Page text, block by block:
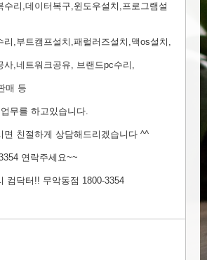
수리,데이터복구,윈도우설치,프로그램설
리,부트캠프설치,패럴러즈설치,맥os설치,
사,네트워크공유, 브랜드pc수리,
매 등
무를 하고있습니다.
면 친절하게 상담해드리겠습니다 ^^
연락주세요~~
컴닥터!! 무악동점 1800-3354​